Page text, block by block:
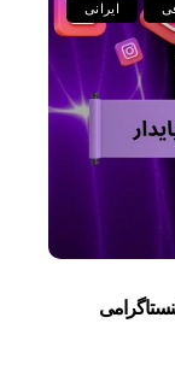
ایرانی